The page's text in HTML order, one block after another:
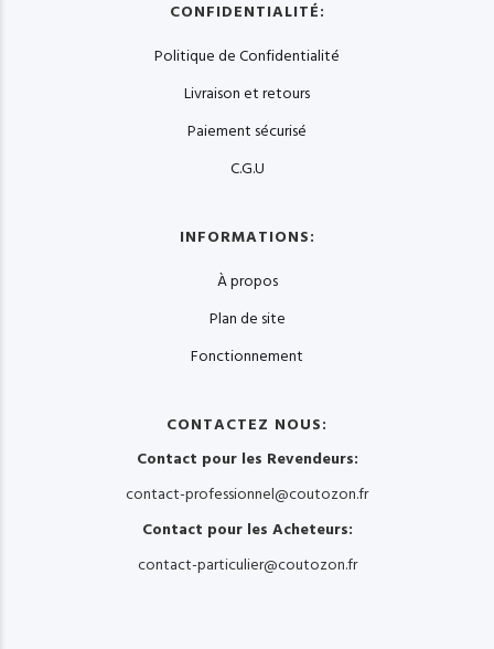
CONFIDENTIALITÉ:
Politique de Confidentialité
Livraison et retours
Paiement sécurisé
C.G.U
INFORMATIONS:
À propos
Plan de site
Fonctionnement
CONTACTEZ NOUS:
Contact pour les Revendeurs:
contact-professionnel@coutozon.fr
Contact pour les Acheteurs:
contact-particulier@coutozon.fr